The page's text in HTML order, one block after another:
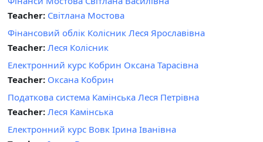
Teacher: Світлана Мостова
Фінансовий облік Колісник Леся Ярославівна
Teacher: Леся Колісник
Електронний курс Кобрин Оксана Тарасівна
Teacher: Оксана Кобрин
Податкова система Камінська Леся Петрівна
Teacher: Леся Камінська
Електронний курс Вовк Ірина Іванівна